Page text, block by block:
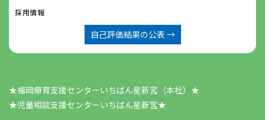
採用情報
自己評価結果の公表 →
★福岡療育支援センターいちばん星新宮（本社）★
​​​​​​​★児童相談支援センターいちばん星新宮★